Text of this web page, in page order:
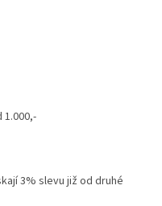
3% slevu již od druhé